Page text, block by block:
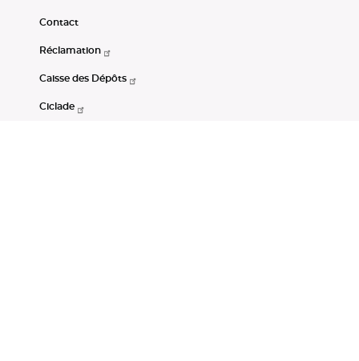
Contact
Réclamation
Caisse des Dépôts
Ciclade